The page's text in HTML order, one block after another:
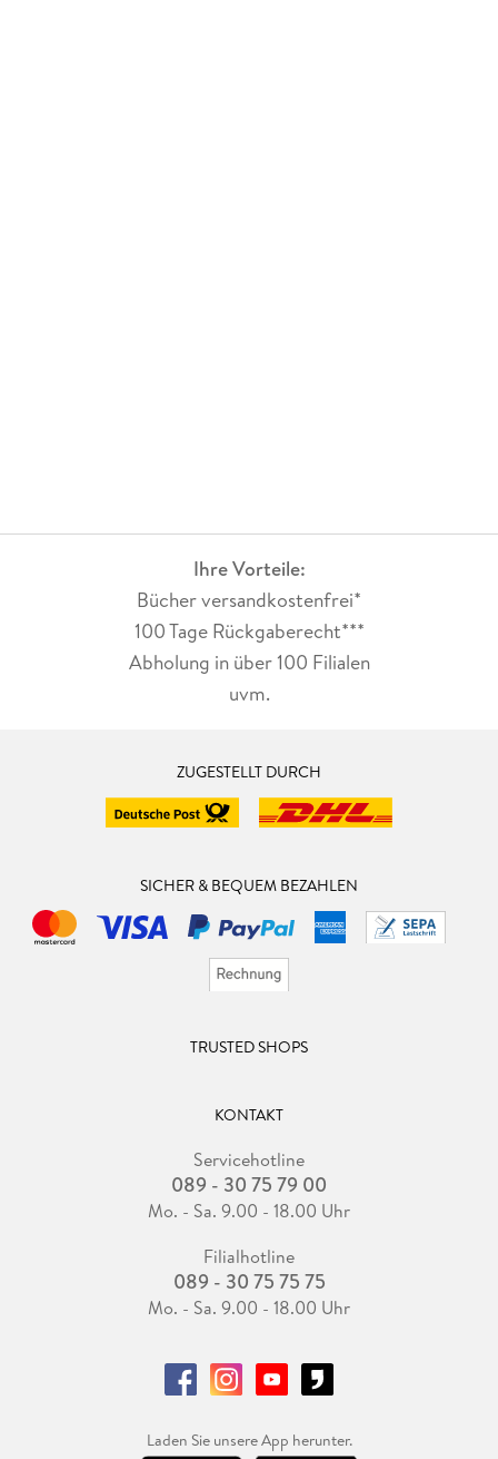
Ihre Vorteile:
Bücher versandkostenfrei*
100 Tage Rückgaberecht***
Abholung in über 100 Filialen
uvm.
ZUGESTELLT DURCH
SICHER & BEQUEM BEZAHLEN
TRUSTED SHOPS
KONTAKT
Servicehotline
089 - 30 75 79 00
Mo. - Sa. 9.00 - 18.00 Uhr
Filialhotline
089 - 30 75 75 75
Mo. - Sa. 9.00 - 18.00 Uhr
Laden Sie unsere App herunter.